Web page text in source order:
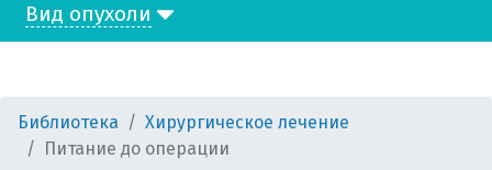
Вид опухоли
Библиотека
Хирургическое лечение
Питание до операции
виды хирургического лечения
что необходимо сообщить врачу